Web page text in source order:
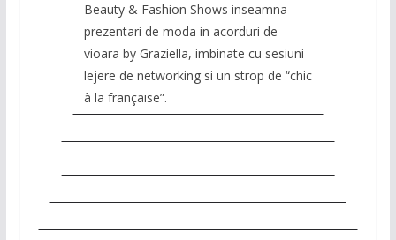
Beauty & Fashion Shows inseamna
prezentari de moda in acorduri de
vioara by Graziella, imbinate cu sesiuni
lejere de networking si un strop de “chic
à la française”.